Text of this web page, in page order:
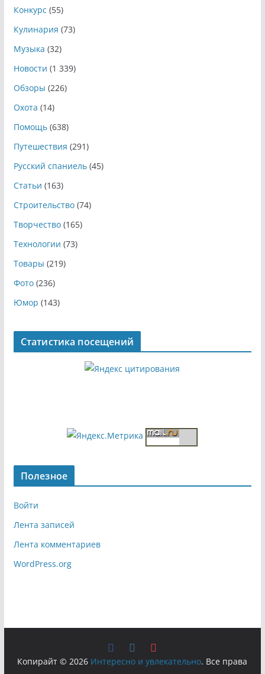
Конкурс (55)
Кулинария (73)
Музыка (32)
Новости (1 339)
Обзоры (226)
Охота (14)
Помощь(638)
Путешествия (291)
Русский спаниель(45)
Статьи (163)
Строительство(74)
Творчество(165)
Технологии (73)
Товары (219)
Фото(236)
Юмор (143)
Статистика посещений
Полезное
Войти
Лента записей
Лента комментариев
WordPress.org
Копирайт © 2026 Интересно и увлекательно. Все права